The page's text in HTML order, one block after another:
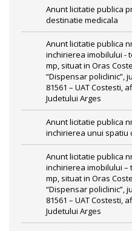
Anunt licitatie publica
destinatie medicala
Anunt licitatie publica
inchirierea imobilului -
mp, situat in Oras
“Dispensar policlinic”,
81561 – UAT Costesti,
Judetului Arges
Anunt licitatie publica
inchirierea unui spatiu
Anunt licitatie publica
inchirierea imobilului
mp, situat in Oras
“Dispensar policlinic”,
81561 – UAT Costesti,
Judetului Arges